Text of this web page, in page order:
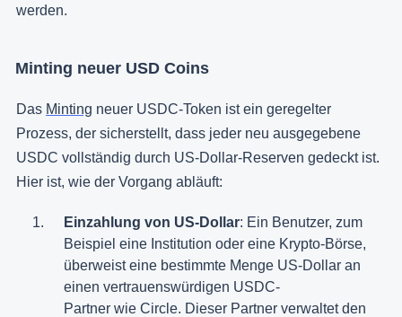
werden.
Minting neuer USD Coins
Das Minting neuer USDC-Token ist ein geregelter
Prozess, der sicherstellt, dass jeder neu ausgegebene
USDC vollständig durch US-Dollar-Reserven gedeckt ist.
Hier ist, wie der Vorgang abläuft:
Einzahlung von US-Dollar: Ein Benutzer, zum
Beispiel eine Institution oder eine Krypto-Börse,
überweist eine bestimmte Menge US-Dollar an
einen vertrauenswürdigen USDC-
Partner wie Circle. Dieser Partner verwaltet den